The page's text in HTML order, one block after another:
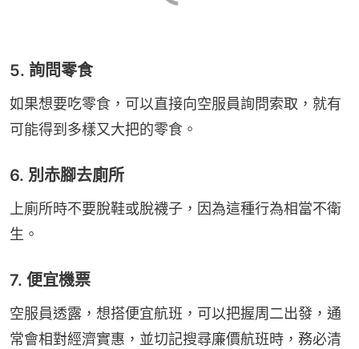
5. 詢問零食
如果想要吃零食，可以直接向空服員詢問索取，就有
可能得到多樣又大把的零食。
6. 別赤腳去廁所
上廁所時不要脫鞋或脫襪子，因為這種行為相當不衛
生。
7. 便宜機票
空服員透露，想搭便宜航班，可以把握周二出發，通
常會相對經濟實惠，並切記搜尋廉價航班時，務必清